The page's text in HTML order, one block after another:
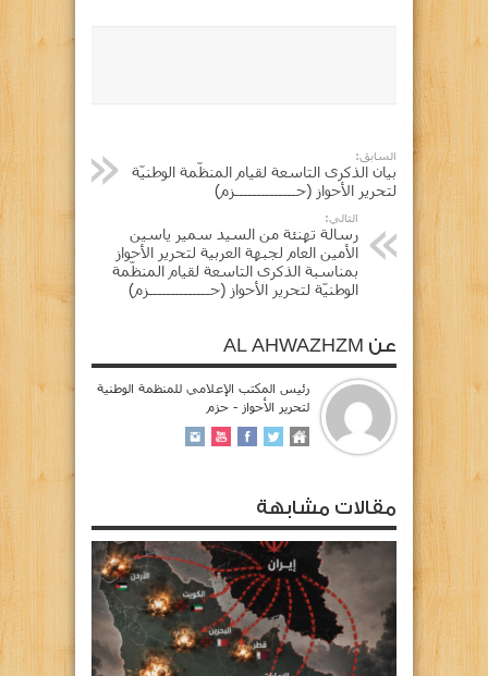
السابق:
‎بيان الذكرى التاسعة لقيام المنظّمة الوطنيّة
لتحرير الأحواز ‎(حــــــــــــــزم)
التالي:
رسالة تهنئة من السيد سمير ياسين
الأمين العام لجبهة العربية لتحرير الأحواز
بمناسبة الذكرى التاسعة لقيام المنظّمة
الوطنيّة لتحرير الأحواز (حــــــــــــــزم)
عن AL AHWAZHZM
رئيس المكتب الإعلامي للمنظمة الوطنية
لتحرير الأحواز - حزم
مقالات مشابهة